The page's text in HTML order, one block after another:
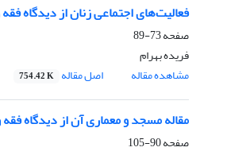
فعالیت‌های اجتماعی زنان از دیدگاه
صفحه73-89
فریده بهرام
مشاهده مقاله
اصل مقاله 754.42 K
مقاله مسجد و معماری آن از دیدگاه
صفحه90-105